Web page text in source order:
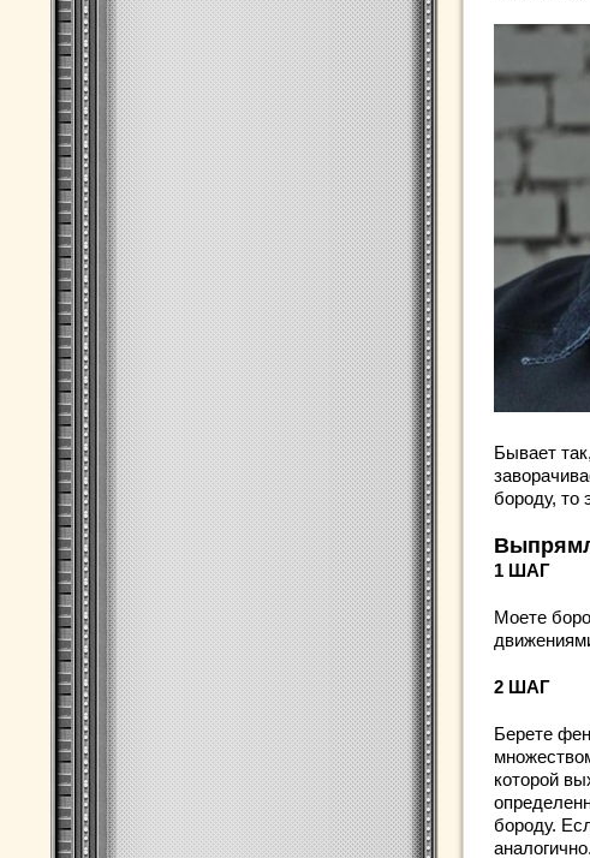
Бывает
бороду, то
1 ШАГ
Моете
2 ШАГ
Берете
которой
бороду.
аналогично.